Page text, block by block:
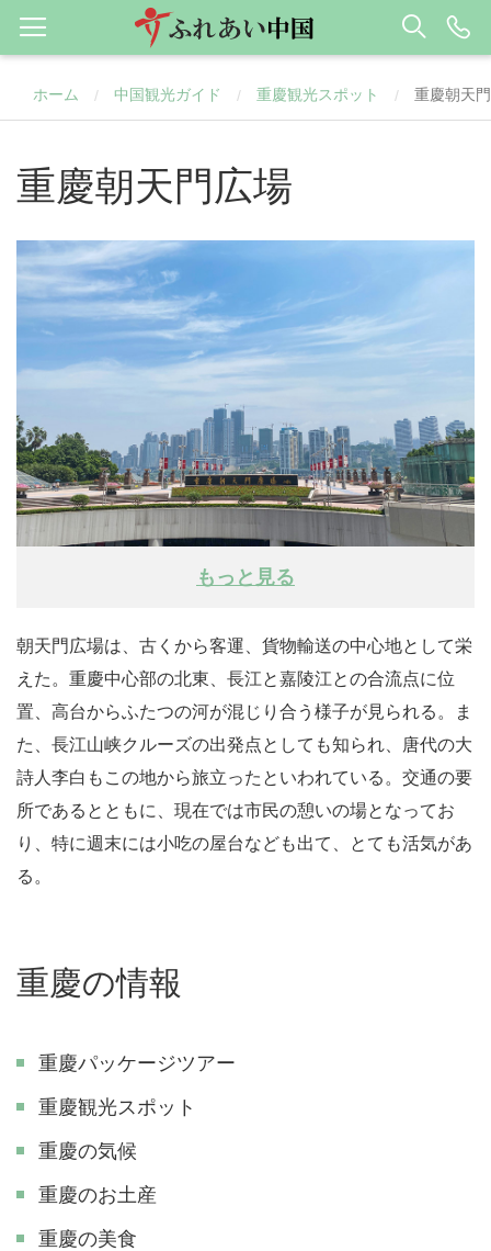
ホーム / 中国観光ガイド / 重慶観光スポット / 重慶朝天
重慶朝天門広場
もっと見る
朝天門広場は、古くから客運、貨物輸送の中心地として栄
えた。重慶中心部の北東、長江と嘉陵江との合流点に位
置、高台からふたつの河が混じり合う様子が見られる。ま
た、長江山峡クルーズの出発点としても知られ、唐代の大
詩人李白もこの地から旅立ったといわれている。交通の要
所であるとともに、現在では市民の憩いの場となってお
り、特に週末には小吃の屋台なども出て、とても活気があ
る。
重慶の情報
重慶パッケージツアー
重慶観光スポット
重慶の気候
重慶のお土産
重慶の美食